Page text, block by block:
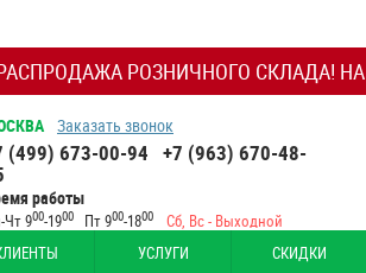
РОЗНИЧНОГО СКЛАДА! НА
Заказать звонок
(499) 673-00-94 +7 (963) 670-48-
работы
Чт 900-1900 Пт 900-1800 Сб, Вс - Выходной
УСЛУГИ СКИДКИ